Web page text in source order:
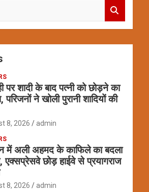
पर शादी के बाद पत्नी को छोड़ने का
परिजनों ने खोली पुरानी शादियों की
8, 2026 admin
में अली अहमद के काफिले का बदला
एक्सप्रेसवे छोड़ हाईवे से प्रयागराज
8, 2026 admin